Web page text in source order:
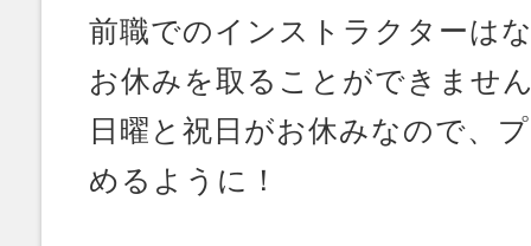
前職でのインストラクターは
お休みを取ることができませ
日曜と祝日がお休みなので、
めるように！